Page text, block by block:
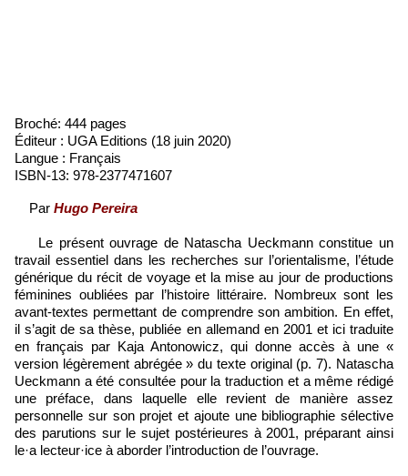
Broché: 444 pages
Éditeur : UGA Editions (18 juin 2020)
Langue : Français
ISBN-13: 978-2377471607
Par Hugo Pereira
Le présent ouvrage de Natascha Ueckmann constitue un
travail essentiel dans les recherches sur l’orientalisme, l’étude
générique du récit de voyage et la mise au jour de productions
féminines oubliées par l’histoire littéraire. Nombreux sont les
avant-textes permettant de comprendre son ambition. En effet,
il s’agit de sa thèse, publiée en allemand en 2001 et ici traduite
en français par Kaja Antonowicz, qui donne accès à une «
version légèrement abrégée » du texte original (p. 7). Natascha
Ueckmann a été consultée pour la traduction et a même rédigé
une préface, dans laquelle elle revient de manière assez
personnelle sur son projet et ajoute une bibliographie sélective
des parutions sur le sujet postérieures à 2001, préparant ainsi
le·a lecteur·ice à aborder l’introduction de l’ouvrage.